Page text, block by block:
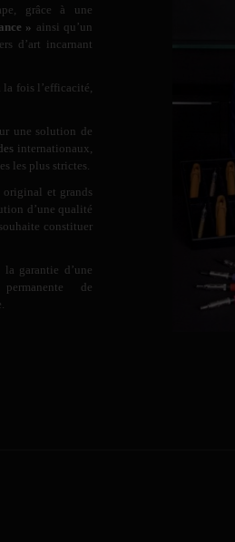
grâce à une
» ainsi qu’un
d’art incarnant
fois l’efficacité,
une solution de
internationaux,
les plus strictes.
et grands
d’une qualité
constituer
garantie d’une
de